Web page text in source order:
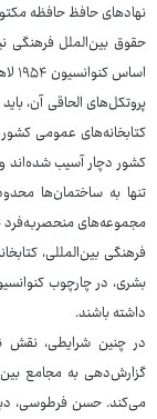
نهادهای حافظ حافظه
حقوق بین‌الملل فرهنگی
پروتکل‌های الحاقی آن،
کشور دچار آسیب شده‌اند
تنها به ساختمان‌ها
مجموعه‌های منحصربه‌فرد
فرهنگی بین‌المللی،
بشری، در چارچوب
داشته باشند.
در چنین شرایطی، نقش
گزارش‌دهی به مجامع
می‌کند. حسن فرطوسی،